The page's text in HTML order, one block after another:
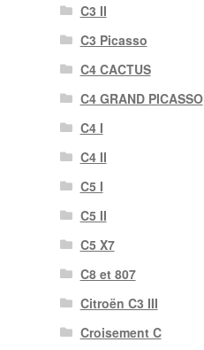
C3 II
C3 Picasso
C4 CACTUS
C4 GRAND PICASSO
C4 I
C4 II
C5 I
C5 II
C5 X7
C8 et 807
Citroën C3 III
Croisement C